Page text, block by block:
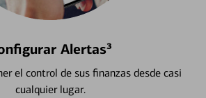
Alertas³
el control de sus finanzas desde casi
cualquier lugar.